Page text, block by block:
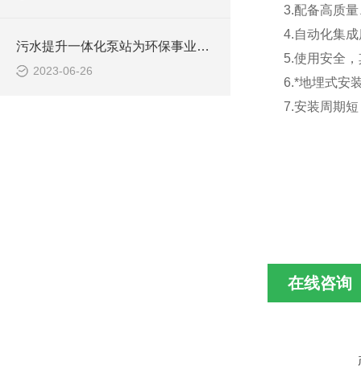
污水提升一体化泵站为环保事业做出了哪些贡献？
2023-06-26
3.配备高质
4.自动化集
5.使用安全
6.*地埋式安
7.安装周期
在线咨询